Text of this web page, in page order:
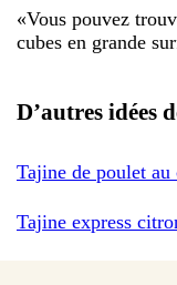
«Vous pouvez
cubes en grande
D’autres idées
Tajine de poulet
Tajine express